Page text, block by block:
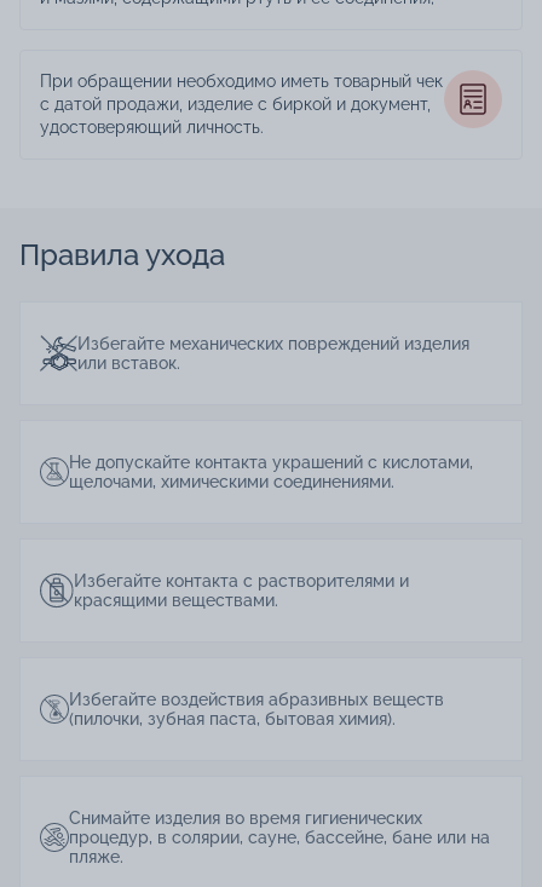
При обращении необходимо иметь товарный чек
с датой продажи, изделие с биркой и документ,
удостоверяющий личность.
Правила ухода
Избегайте механических повреждений изделия
или вставок.
Не допускайте контакта украшений с кислотами,
щелочами, химическими соединениями.
Избегайте контакта с растворителями и
красящими веществами.
Избегайте воздействия абразивных веществ
(пилочки, зубная паста, бытовая химия).
Снимайте изделия во время гигиенических
процедур, в солярии, сауне, бассейне, бане или на
пляже.